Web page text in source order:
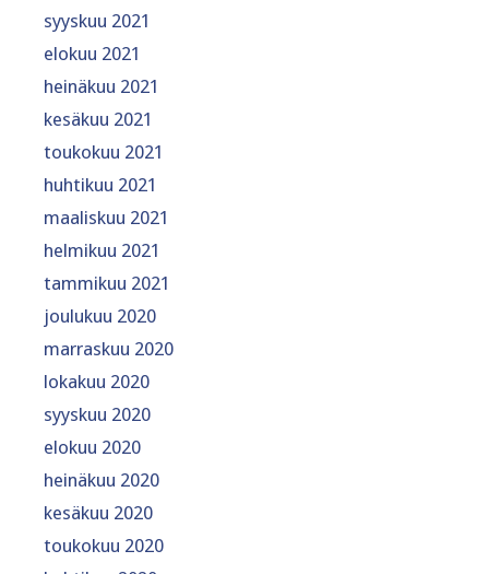
syyskuu 2021
elokuu 2021
heinäkuu 2021
kesäkuu 2021
toukokuu 2021
huhtikuu 2021
maaliskuu 2021
helmikuu 2021
tammikuu 2021
joulukuu 2020
marraskuu 2020
lokakuu 2020
syyskuu 2020
elokuu 2020
heinäkuu 2020
kesäkuu 2020
toukokuu 2020